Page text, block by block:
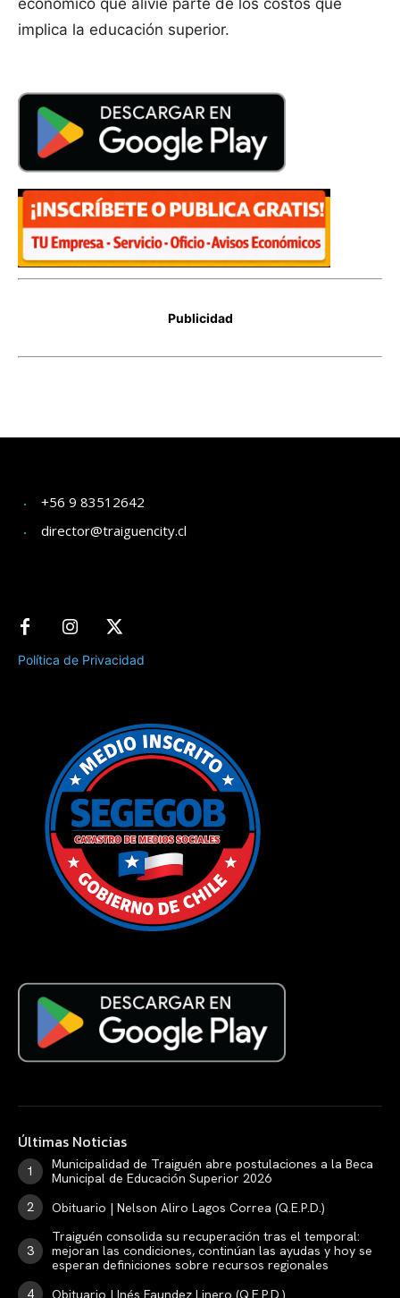
+56 9 83512642
director@traiguencity.cl
Política de Privacidad
Últimas Noticias
Municipalidad de Traiguén abre postulaciones a la Beca
Municipal de Educación Superior 2026
Obituario | Nelson Aliro Lagos Correa (Q.E.P.D.)
Traiguén consolida su recuperación tras el temporal:
mejoran las condiciones, continúan las ayudas y hoy se
esperan definiciones sobre recursos regionales
Obituario | Inés Faundez Linero (Q.E.P.D.)